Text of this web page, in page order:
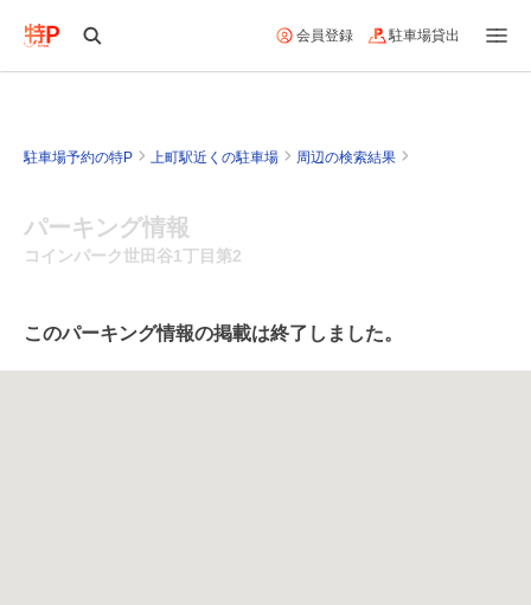
会員登録 駐車場貸出
駐車場予約の特P 上町駅近くの駐車場 周辺の検索結果
パーキング情報
コインパーク世田谷1丁目第2
このパーキング情報の掲載は終了しました。